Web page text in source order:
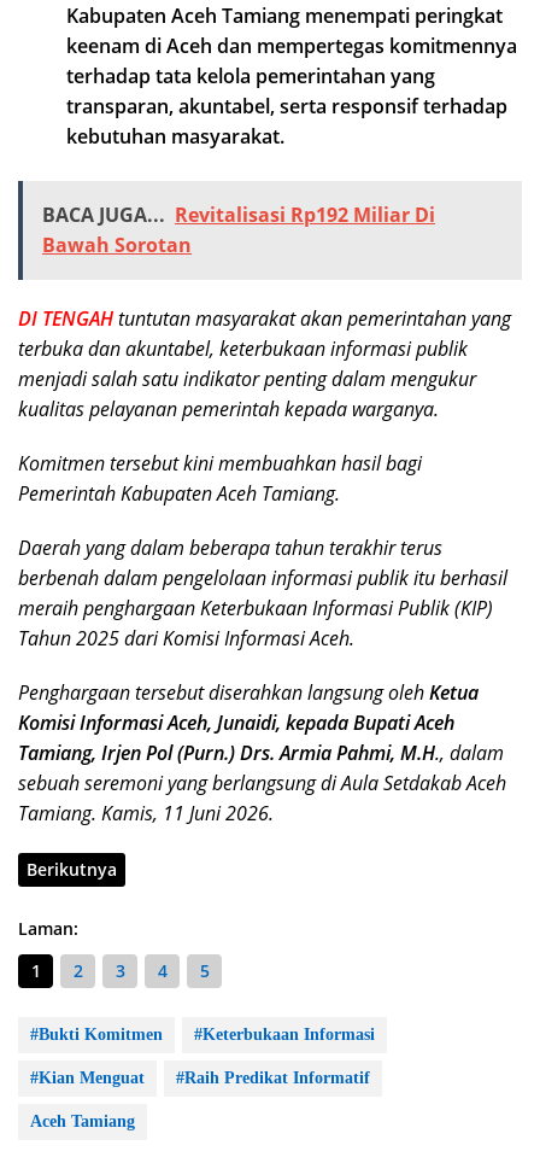
Kabupaten Aceh Tamiang menempati peringkat
keenam di Aceh dan mempertegas komitmennya
terhadap tata kelola pemerintahan yang
transparan, akuntabel, serta responsif terhadap
kebutuhan masyarakat.
BACA JUGA... Revitalisasi Rp192 Miliar Di
Bawah Sorotan
DI TENGAHtuntutan masyarakat akan pemerintahan yang
terbuka dan akuntabel, keterbukaan informasi publik
menjadi salah satu indikator penting dalam mengukur
kualitas pelayanan pemerintah kepada warganya.
Komitmen tersebut kini membuahkan hasil bagi
Pemerintah Kabupaten Aceh Tamiang.
Daerah yang dalam beberapa tahun terakhir terus
berbenah dalam pengelolaan informasi publik itu berhasil
meraih penghargaan Keterbukaan Informasi Publik (KIP)
Tahun 2025 dari Komisi Informasi Aceh.
Penghargaan tersebut diserahkan langsung olehKetua
Komisi Informasi Aceh, Junaidi, kepada Bupati Aceh
Tamiang, Irjen Pol (Purn.) Drs. Armia Pahmi, M.H., dalam
sebuah seremoni yang berlangsung di Aula Setdakab Aceh
Tamiang. Kamis, 11 Juni 2026.
Berikutnya
Laman:
1
2 3 4 5
#Bukti Komitmen #Keterbukaan Informasi
#Kian Menguat #Raih Predikat Informatif
Aceh Tamiang